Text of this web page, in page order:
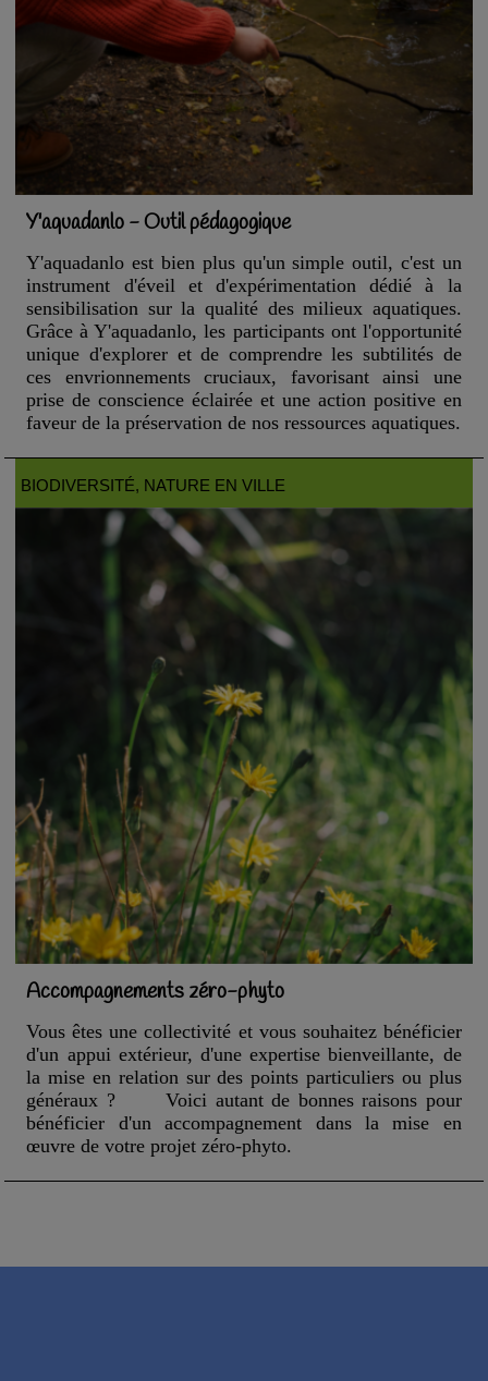
Y'aquadanlo - Outil pédagogique
Y'aquadanlo est bien plus qu'un simple outil, c'est un
instrument d'éveil et d'expérimentation dédié à la
sensibilisation sur la qualité des milieux aquatiques.
Grâce à Y'aquadanlo, les participants ont l'opportunité
unique d'explorer et de comprendre les subtilités de
ces envrionnements cruciaux, favorisant ainsi une
prise de conscience éclairée et une action positive en
faveur de la préservation de nos ressources aquatiques.
BIODIVERSITÉ, NATURE EN VILLE
Accompagnements zéro-phyto
Vous êtes une collectivité et vous souhaitez bénéficier
d'un appui extérieur, d'une expertise bienveillante, de
la mise en relation sur des points particuliers ou plus
généraux ?
Voici autant de bonnes raisons pour
bénéficier d'un accompagnement dans la mise en
œuvre de votre projet zéro-phyto.